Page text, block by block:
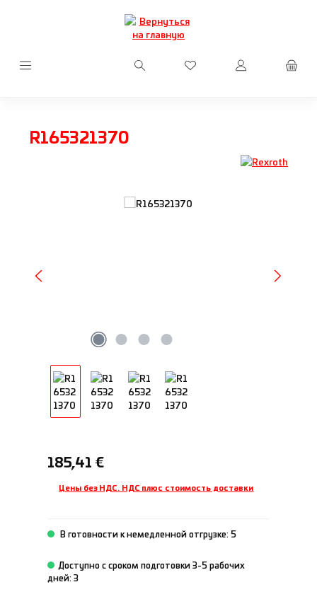
Перейти к основному содержанию
У вас есть товары из
R165321370
Пропустить галерею изображений
Обычная цена:
185,41 €
Цены без НДС. НДС плюс стоимость доставки
В готовности к немедленной отгрузке: 5
Доступно с сроком подготовки 3-5 рабочих
дней: 3